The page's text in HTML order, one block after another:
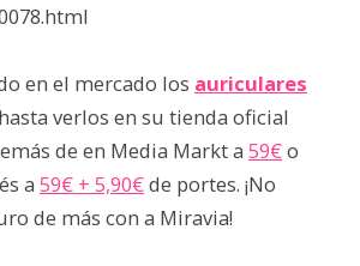
en el mercado los auriculares
hasta verlos en su tienda oficial
de en Media Markt a 59€o
a 59€ + 5,90€de portes. ¡No
de más con a Miravia!